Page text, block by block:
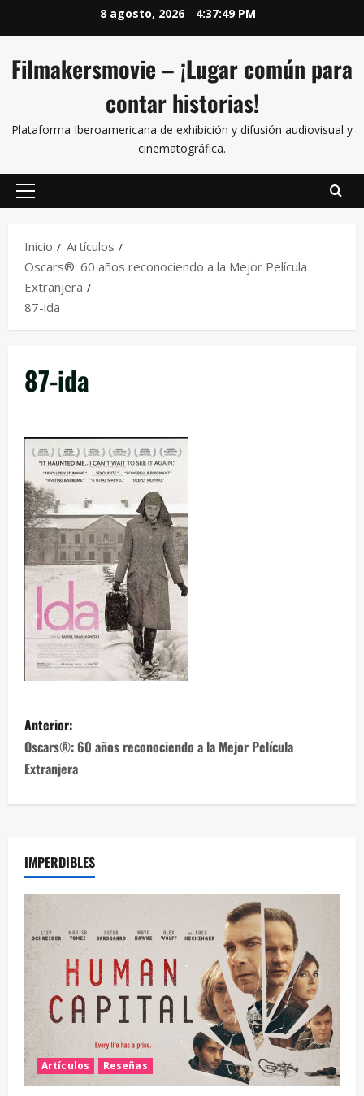
8 agosto, 2026 4:37:49 PM
Filmakersmovie – ¡Lugar común para
contar historias!
Plataforma Iberoamericana de exhibición y difusión audiovisual y
cinematográfica.
Inicio
Artículos
Oscars®: 60 años reconociendo a la Mejor Película
Extranjera
87-ida
87-ida
Anterior:
Oscars®: 60 años reconociendo a la Mejor Película
Extranjera
IMPERDIBLES
Artículos Reseñas